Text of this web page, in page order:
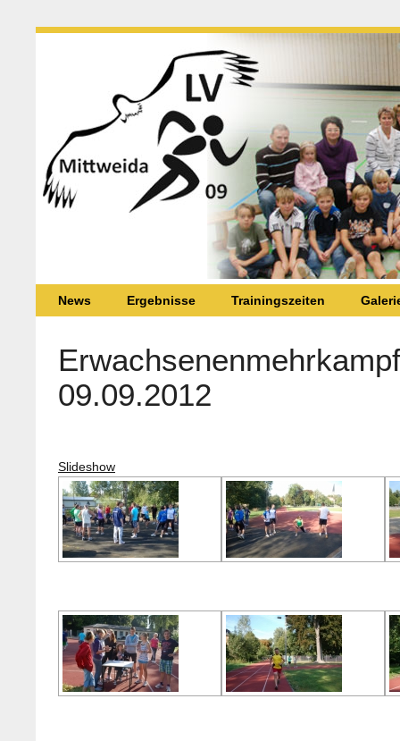
News Ergebnisse Trainingszeiten
09.09.2012
Slideshow